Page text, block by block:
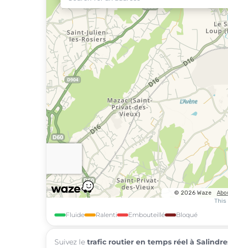
Fluide Ralenti Embouteillé Bloqué
Suivez le trafic routier en temps réel à